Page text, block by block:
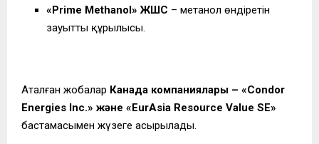
«Prime Methanol» ЖШС – метанол өндіретін
зауыттың құрылысы.
Аталған жобалар Канада компаниялары – «Condor
Energies Inc.» және «EurAsia Resource Value SE»
бастамасымен жүзеге асырылады.